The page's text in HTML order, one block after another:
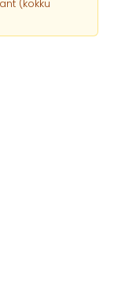
(kokku